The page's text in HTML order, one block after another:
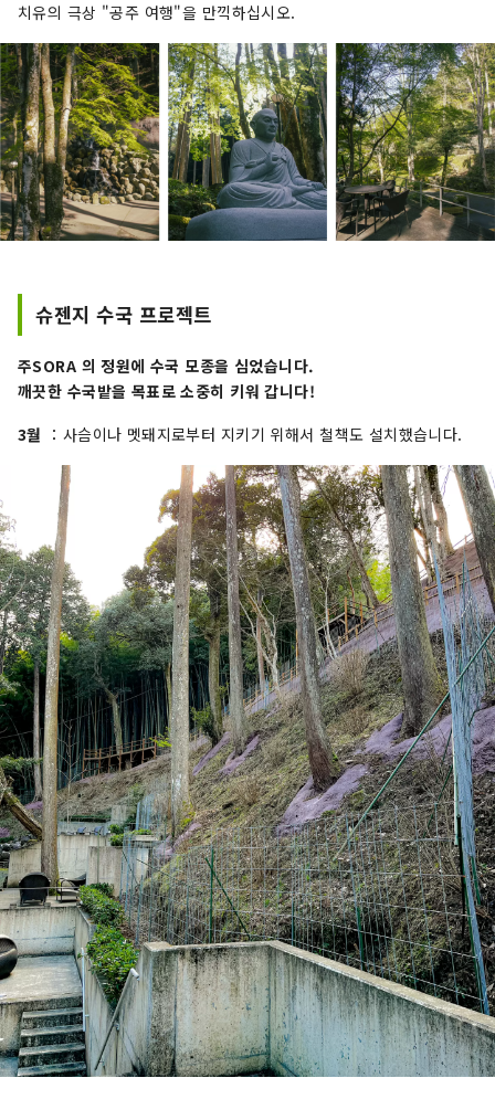
치유의 극상 "공주 여행"을 만끽하십시오.
슈젠지 수국 프로젝트
주SORA 의 정원에 수국 모종을 심었습니다.
깨끗한 수국밭을 목표로 소중히 키워 갑니다!
3월 ：사슴이나 멧돼지로부터 지키기 위해서 철책도 설치했습니다.